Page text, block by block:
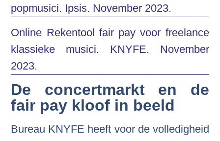
popmusici. Ipsis. November 2023.
Online Rekentool fair pay voor freelance
klassieke musici. KNYFE. November
2023.
De concertmarkt en de
fair pay kloof in beeld
Bureau KNYFE heeft voor de volledigheid